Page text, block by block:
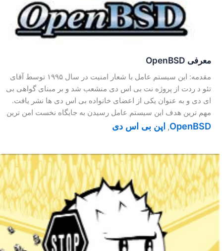
معرفی OpenBSD
مقدمه: این سیستم عامل با شعار امنیت در سال ۱۹۹۵ توسط آقای
تئو د ردت از پروژه نت بی اس دی منشعب شد و بر مبنای گواهی بی
ای دی و به عنوان یکی از اعضای خانواده بی اس دی ها نشر یافت.
مهم ترین هدف این سیستم عامل رسیدن به جایگاه نخست امن ترین
OpenBSD
, اپن بی اس دی